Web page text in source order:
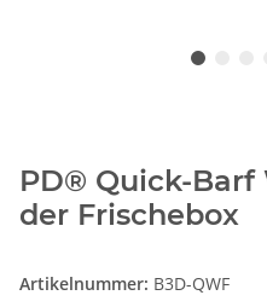
PD® Quick-Barf
der Frischebox
Artikelnummer: B3D-QWF